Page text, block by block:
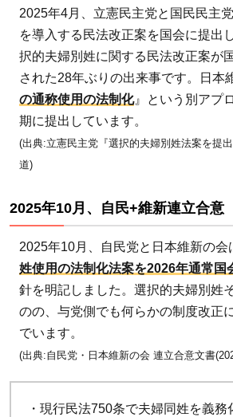
月、
自民
+維
新連
立合
意
2
選
的
婦
別
姓
の
メ
リ
2025年4月、立憲民主党と国民民主
を導入する民法改正案を国会に提出
択的夫婦別姓に関する民法改正案が
された28年ぶりの出来事です。日本
の通称使用の法制化』という別アプ
期に提出しています。
(出典:立憲民主党『選択的夫婦別姓法案を提
道)
2025年10月、自民+維新連立合意
2025年10月、自民党と日本維新の会
姓使用の法制化法案を2026年通常国
針を明記しました。選択的夫婦別姓
のの、与党側でも何らかの制度改正
でいます。
(出典:自民党・日本維新の会 連立合意文書
・現行民法750条で夫婦同姓を義